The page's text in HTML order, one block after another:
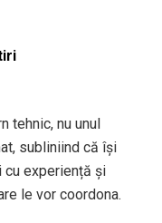
tehnic, nu unul
subliniind că își
cu experiență și
le vor coordona.